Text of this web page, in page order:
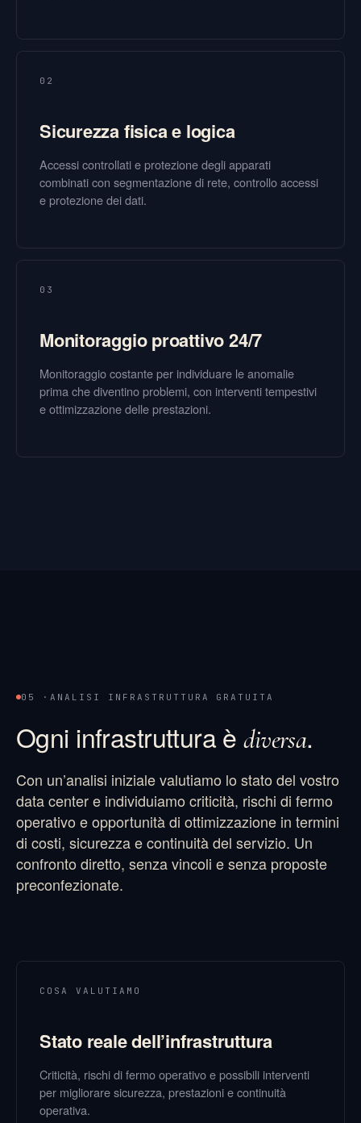
02
Sicurezza fisica e logica
Accessi controllati e protezione degli apparati
combinati con segmentazione di rete, controllo accessi
e protezione dei dati.
03
Monitoraggio proattivo 24/7
Monitoraggio costante per individuare le anomalie
prima che diventino problemi, con interventi tempestivi
e ottimizzazione delle prestazioni.
05 · ANALISI INFRASTRUTTURA GRATUITA
Ogni infrastruttura èdiversa.
Con un’analisi iniziale valutiamo lo stato del vostro
data center e individuiamo criticità, rischi di fermo
operativo e opportunità di ottimizzazione in termini
di costi, sicurezza e continuità del servizio. Un
confronto diretto, senza vincoli e senza proposte
preconfezionate.
COSA VALUTIAMO
Stato reale dell’infrastruttura
Criticità, rischi di fermo operativo e possibili interventi
per migliorare sicurezza, prestazioni e continuità
operativa.